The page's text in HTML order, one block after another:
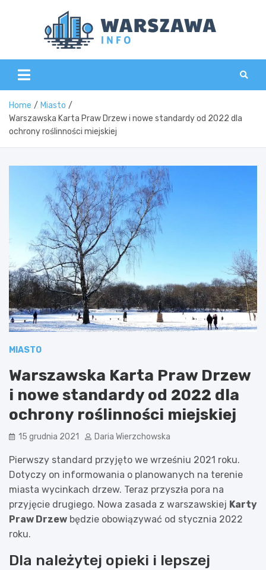
Home
Miasto
Warszawska Karta Praw Drzew i nowe standardy od 2022 dla
ochrony roślinności miejskiej
MIASTO
Warszawska Karta Praw Drzew
i nowe standardy od 2022 dla
ochrony roślinności miejskiej
15 grudnia 2021 Daria Wierzchowska
Pierwszy standard przyjęto we wrześniu 2021 roku.
Dotyczy on informowania o planowanych na terenie
miasta wycinkach drzew. Teraz przyszła pora na
przyjęcie drugiego. Nowa zasada z warszawskiej Karty
Praw Drzew będzie obowiązywać od stycznia 2022
roku.
Dla należytej opieki i lepszej